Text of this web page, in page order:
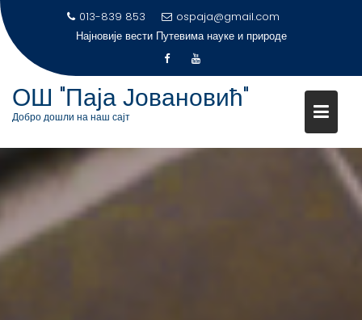
S
k
o
013-839 853
ospaja@gmail.com
Најновије вести Путевима науке и природе
ОШ "Паја Јовановић"
Добро дошли на наш сајт